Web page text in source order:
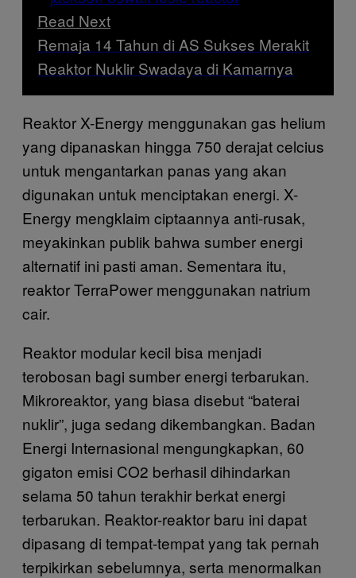
Read Next
Remaja 14 Tahun di AS Sukses Merakit
Reaktor Nuklir Swadaya di Kamarnya
Reaktor X-Energy menggunakan gas helium
yang dipanaskan hingga 750 derajat celcius
untuk mengantarkan panas yang akan
digunakan untuk menciptakan energi. X-
Energy mengklaim ciptaannya anti-rusak,
meyakinkan publik bahwa sumber energi
alternatif ini pasti aman. Sementara itu,
reaktor TerraPower menggunakan natrium
cair.
Reaktor modular kecil bisa menjadi
terobosan bagi sumber energi terbarukan.
Mikroreaktor, yang biasa disebut “baterai
nuklir”, juga sedang dikembangkan. Badan
Energi Internasional mengungkapkan, 60
gigaton emisi CO2 berhasil dihindarkan
selama 50 tahun terakhir berkat energi
terbarukan. Reaktor-reaktor baru ini dapat
dipasang di tempat-tempat yang tak pernah
terpikirkan sebelumnya, serta menormalkan